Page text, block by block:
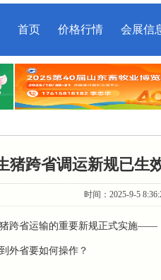
首页 价格行情 会展信
猪跨省调运新规已生
时间：2025-9-5
跨省运输的重要新规正式实施
外省要如何操作？